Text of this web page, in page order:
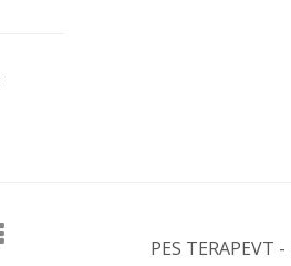
PES TERAPEVT